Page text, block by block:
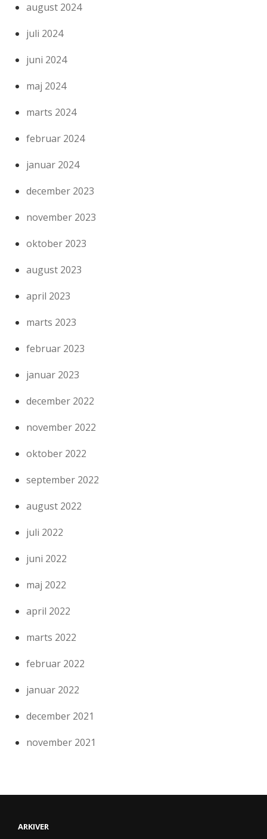
august 2024
juli 2024
juni 2024
maj 2024
marts 2024
februar 2024
januar 2024
december 2023
november 2023
oktober 2023
august 2023
april 2023
marts 2023
februar 2023
januar 2023
december 2022
november 2022
oktober 2022
september 2022
august 2022
juli 2022
juni 2022
maj 2022
april 2022
marts 2022
februar 2022
januar 2022
december 2021
november 2021
ARKIVER